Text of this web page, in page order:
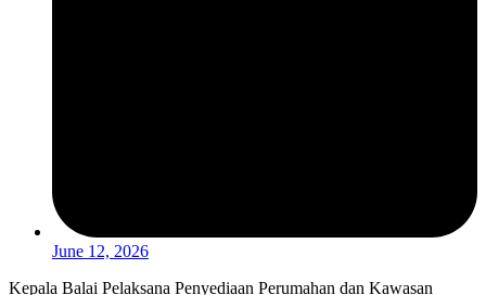
June 12, 2026
Kepala Balai Pelaksana Penyediaan Perumahan dan Kawasan